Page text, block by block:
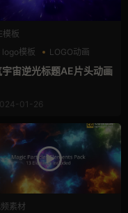
模板
logo模板
LOGO动画
宇宙逆光标题AE片头动画
01-26
素材